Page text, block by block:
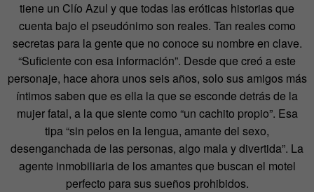
tiene un Clío Azul y que todas las eróticas historias que
cuenta bajo el pseudónimo son reales. Tan reales como
secretas para la gente que no conoce su nombre en clave.
“Suficiente con esa información”. Desde que creó a este
personaje, hace ahora unos seis años, solo sus amigos más
íntimos saben que es ella la que se esconde detrás de la
mujer fatal, a la que siente como “un cachito propio”. Esa
tipa “sin pelos en la lengua, amante del sexo,
desenganchada de las personas, algo mala y divertida”. La
agente inmobiliaria de los amantes que buscan el motel
perfecto para sus sueños prohibidos.